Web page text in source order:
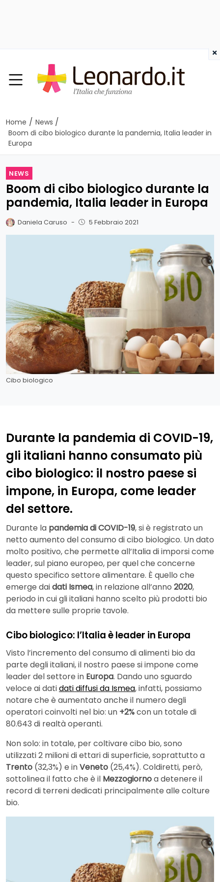
Home / News /
Boom di cibo biologico durante la pandemia, Italia leader in
Europa
NEWS
Boom di cibo biologico durante la
pandemia, Italia leader in Europa
Daniela Caruso - 5 Febbraio 2021
Cibo biologico
Durante la pandemia di COVID-19,
gli italiani hanno consumato più
cibo biologico: il nostro paese si
impone, in Europa, come leader
del settore.
Durante la pandemia di COVID-19, si è registrato un
netto aumento del consumo di cibo biologico. Un dato
molto positivo, che permette all’Italia di imporsi come
leader, sul piano europeo, per quel che concerne
questo specifico settore alimentare. È quello che
emerge daidati Ismea, in relazione all’anno 2020,
periodo in cui gli italiani hanno scelto più prodotti bio
da mettere sulle proprie tavole.
Cibo biologico: l’Italia è leader in Europa
Visto l’incremento del consumo di alimenti bio da
parte degli italiani, il nostro paese si impone come
leader del settore in Europa. Dando uno sguardo
veloce ai datidati diffusi da Ismea, infatti, possiamo
notare che è aumentato anche il numero degli
operatori coinvolti nel bio: un +2%con un totale di
80.643 di realtà operanti.
Non solo: in totale, per coltivare cibo bio, sono
utilizzati 2 milioni di ettari di superficie, soprattutto a
Trento (32,3%) e inVeneto (25,4%). Coldiretti, però,
sottolinea il fatto che è il Mezzogiornoa detenere il
record di terreni dedicati principalmente alle colture
bio.
×